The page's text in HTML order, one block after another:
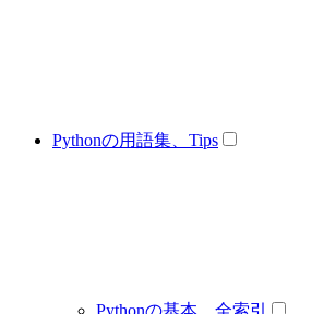
Pythonの用語集、Tips
Pythonの基本、全索引